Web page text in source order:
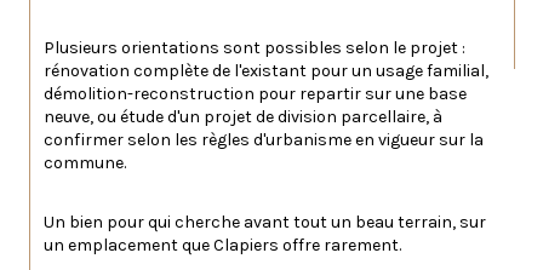
Plusieurs orientations sont possibles selon le projet :
rénovation complète de l'existant pour un usage familial,
démolition-reconstruction pour repartir sur une base
neuve, ou étude d'un projet de division parcellaire, à
confirmer selon les règles d'urbanisme en vigueur sur la
commune.
Un bien pour qui cherche avant tout un beau terrain, sur
un emplacement que Clapiers offre rarement.